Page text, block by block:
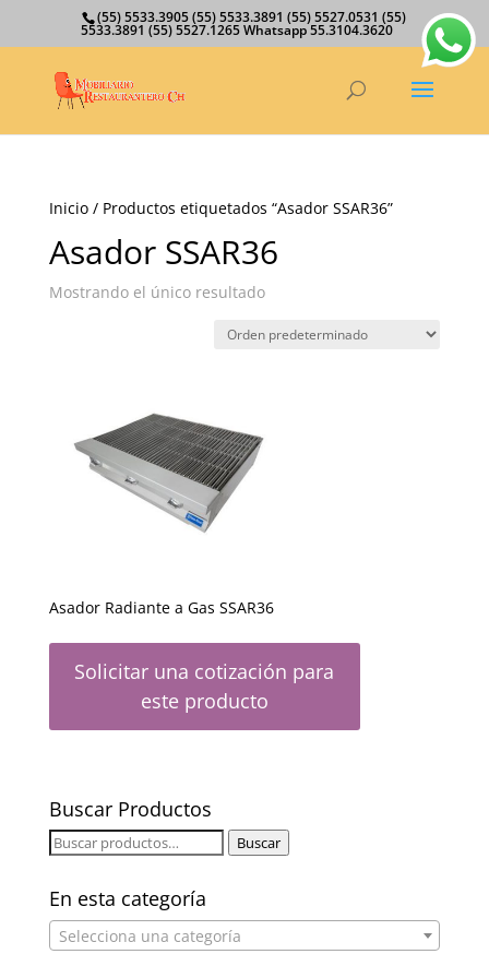
(55) 5533.3905 (55) 5533.3891 (55) 5527.0531 (55)
5533.3891 (55) 5527.1265 Whatsapp 55.3104.3620
Inicio/ Productos etiquetados “Asador SSAR36”
Asador SSAR36
Mostrando el único resultado
Asador Radiante a Gas SSAR36
Solicitar una cotización para
este producto
Buscar Productos
Buscar
Buscar
En esta categoría
Selecciona una categoría